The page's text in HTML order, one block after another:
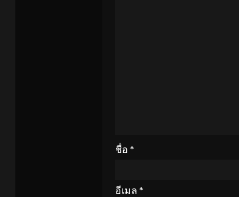
ชื่อ *
อีเมล *